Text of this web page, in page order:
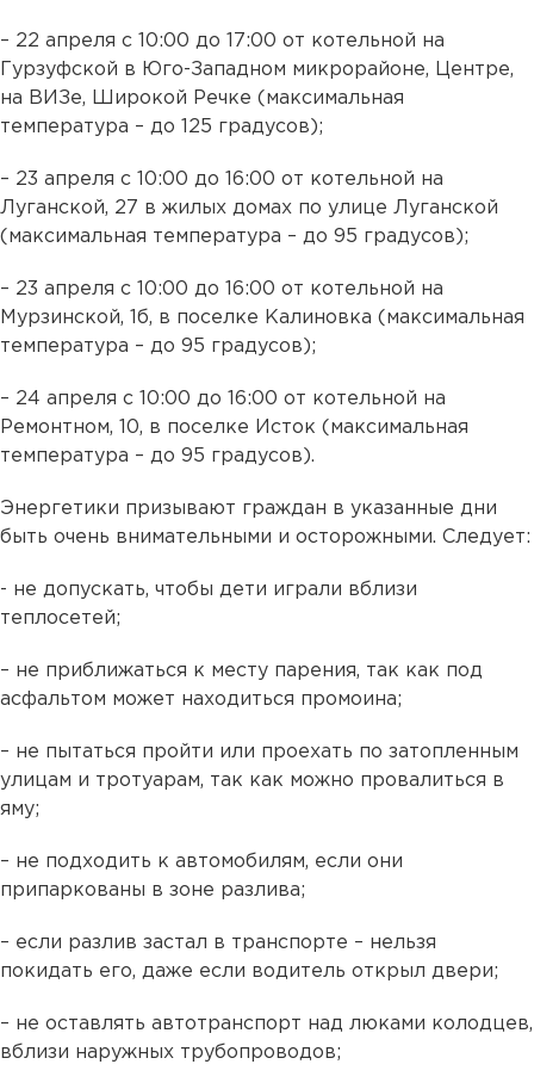
– 22 апреля с 10:00 до 17:00 от котельной на
Гурзуфской в Юго-Западном микрорайоне, Центре,
на ВИЗе, Широкой Речке (максимальная
температура – до 125 градусов);
– 23 апреля с 10:00 до 16:00 от котельной на
Луганской, 27 в жилых домах по улице Луганской
(максимальная температура – до 95 градусов);
– 23 апреля с 10:00 до 16:00 от котельной на
Мурзинской, 1б, в поселке Калиновка (максимальная
температура – до 95 градусов);
– 24 апреля с 10:00 до 16:00 от котельной на
Ремонтном, 10, в поселке Исток (максимальная
температура – до 95 градусов).
Энергетики призывают граждан в указанные дни
быть очень внимательными и осторожными. Следует:
- не допускать, чтобы дети играли вблизи
теплосетей;
– не приближаться к месту парения, так как под
асфальтом может находиться промоина;
– не пытаться пройти или проехать по затопленным
улицам и тротуарам, так как можно провалиться в
яму;
– не подходить к автомобилям, если они
припаркованы в зоне разлива;
– если разлив застал в транспорте – нельзя
покидать его, даже если водитель открыл двери;
– не оставлять автотранспорт над люками колодцев,
вблизи наружных трубопроводов;